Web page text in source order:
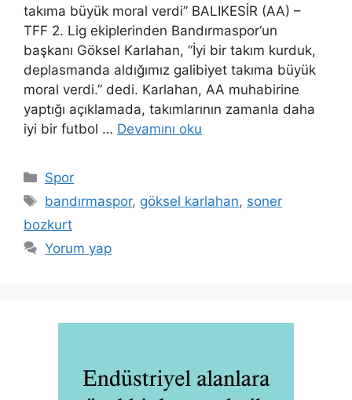
takıma büyük moral verdi” BALIKESİR (AA) –
TFF 2. Lig ekiplerinden Bandırmaspor‘un
başkanı Göksel Karlahan, “İyi bir takım kurduk,
deplasmanda aldığımız galibiyet takıma büyük
moral verdi.” dedi. Karlahan, AA muhabirine
yaptığı açıklamada, takımlarının zamanla daha
iyi bir futbol … Devamını oku
Kategoriler
Spor
Etiketler
bandırmaspor, göksel karlahan, soner
bozkurt
Yorum yap